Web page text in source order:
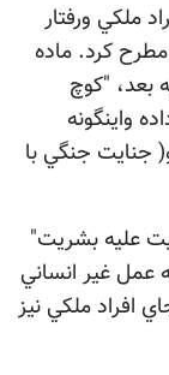
ملكي ورفتار
كرد. ماده
چهارم ژنيو از سال (1994) به بعد، "كوچ
واينگونه
جنايت جنگي با
نورمبرگ (ماده 6) " جنايت عليه بشريت"
عمل غير انساني
افراد ملكي نيز